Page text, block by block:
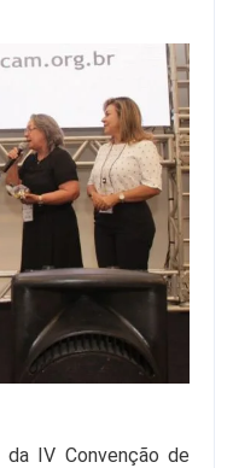
IV Convenção de